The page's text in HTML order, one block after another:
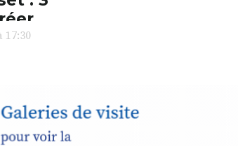
unstage
à tous les
17:30